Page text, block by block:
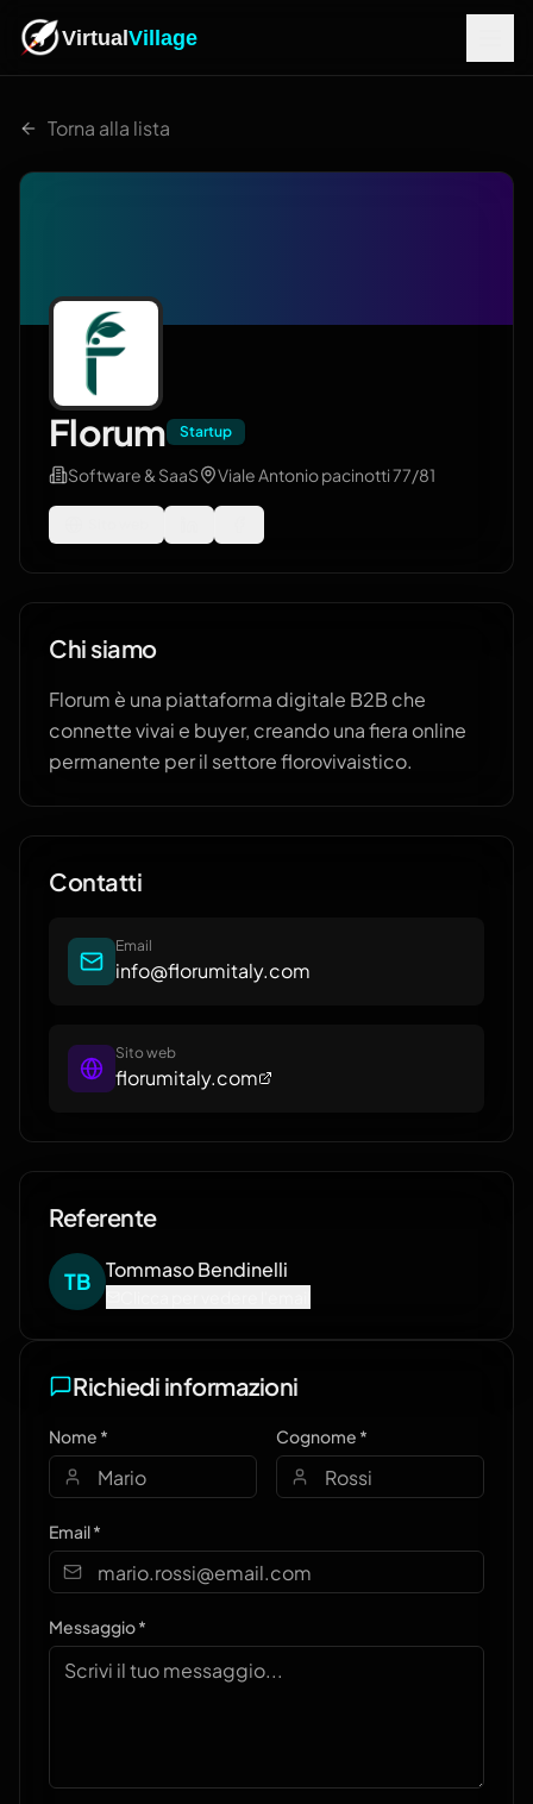
VirtualVillage
Torna alla lista
Florum Startup
Software & SaaS Viale Antonio pacinotti 77/81
Chi siamo
Florum è una piattaforma digitale B2B che
connette vivai e buyer, creando una fiera online
permanente per il settore florovivaistico.
Contatti
Email
info@florumitaly.com
Sito web
florumitaly.com
Referente
TB TommasoBendinelli
Richiedi informazioni
Nome * Cognome *
Email *
Messaggio *